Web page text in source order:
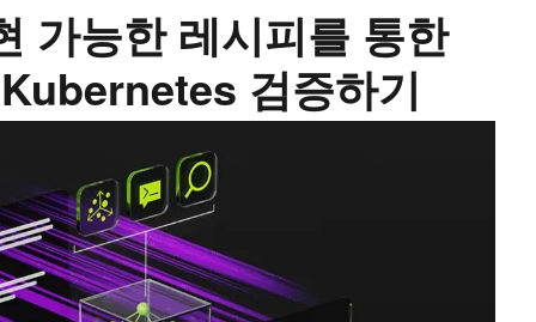
가능한 레시피를 통한
검증하기